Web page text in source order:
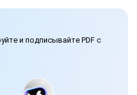
и подписывайте PDF с